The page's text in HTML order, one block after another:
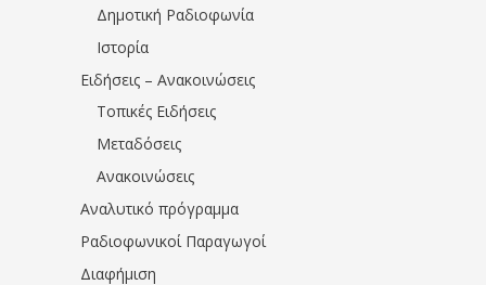
Δημοτική Ραδιοφωνία
Ιστορία
Ειδήσεις – Ανακοινώσεις
Τοπικές Ειδήσεις
Μεταδόσεις
Ανακοινώσεις
Αναλυτικό πρόγραμμα
Ραδιοφωνικοί Παραγωγοί
Διαφήμιση